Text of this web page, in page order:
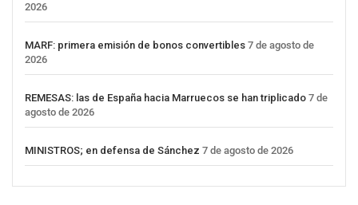
2026
MARF: primera emisión de bonos convertibles 7 de agosto de
2026
REMESAS: las de España hacia Marruecos se han triplicado 7 de
agosto de 2026
MINISTROS; en defensa de Sánchez 7 de agosto de 2026